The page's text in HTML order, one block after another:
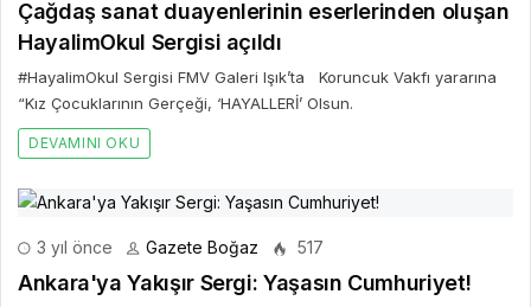
Çağdaş sanat duayenlerinin eserlerinden oluşan
HayalimOkul Sergisi açıldı
#HayalimOkul Sergisi FMV Galeri Işık’ta Koruncuk Vakfı yararına
“Kız Çocuklarının Gerçeği, ‘HAYALLERİ’ Olsun.
DEVAMINI OKU
3 yıl önce Gazete Boğaz 517
Ankara'ya Yakışır Sergi: Yaşasın Cumhuriyet!